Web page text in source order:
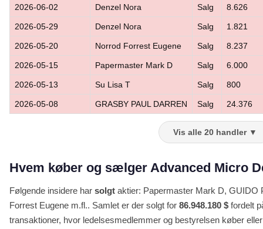
2026-06-02 Denzel Nora Salg 8.626
2026-05-29 Denzel Nora Salg 1.821
2026-05-20 Norrod Forrest Eugene Salg 8.237
2026-05-15 Papermaster Mark D Salg 6.000
2026-05-13 Su Lisa T Salg 800
2026-05-08 GRASBY PAUL DARREN Salg 24.376
Vis alle 20 handler ▼
Hvem køber og sælger Advanced Micro
Følgende insidere har solgt aktier: Papermaster Mark D, GUIDO
Forrest Eugene m.fl.. Samlet er der solgt for 86.948.180 $ fordelt
transaktioner, hvor ledelsesmedlemmer og bestyrelsen køber